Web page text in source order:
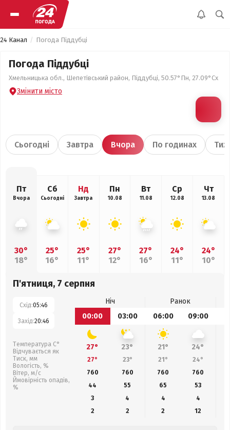
24 Канал Погода Піддубці
Погода Піддубці
Хмельницька обл., Шепетівський район, Піддубці, 50.57°Пн, 27.09°Сх
Змінити місто
Сьогодні Завтра Вчора По годинах
Пт
Вчора
30°
18°
Сб
Сьогодні
25°
16°
Нд
Завтра
25°
11°
Пн
10.08
27°
12°
Вт
11.08
27°
16°
Ср
12.08
24°
11°
Чт
13.08
24°
10°
П'ятниця, 7 серпня
Схід:05:46
Захід:20:46
Температура С°
Відчувається як
Тиск, мм
Вологість, %
Вітер, м/с
Ймовірність опадів,
%
Ніч
Ранок
00:00
03:00 06:00 09:00
27° 23° 21° 24°
27° 23° 21° 24°
760
760 760 760
44
55 65 53
3
4 4
4
2
2 2 12